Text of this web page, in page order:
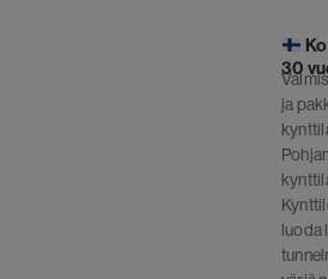
30
ja
luoda